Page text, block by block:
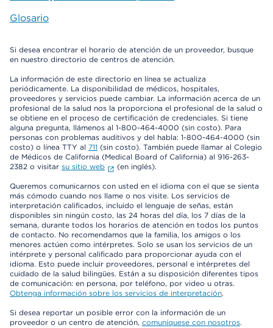
Glosario
Si desea encontrar el horario de atención de un proveedor, busque
en nuestro directorio de centros de atención.
La información de este directorio en línea se actualiza
periódicamente. La disponibilidad de médicos, hospitales,
proveedores y servicios puede cambiar. La información acerca de un
profesional de la salud nos la proporciona el profesional de la salud o
se obtiene en el proceso de certificación de credenciales. Si tiene
alguna pregunta, llámenos al 1-800-464-4000 (sin costo). Para
personas con problemas auditivos y del habla: 1-800-464-4000 (sin
costo) o línea TTY al 711 (sin costo). También puede llamar al Colegio
de Médicos de California (Medical Board of California) al 916-263-
2382 o visitar su sitio web (en inglés).
Queremos comunicarnos con usted en el idioma con el que se sienta
más cómodo cuando nos llame o nos visite. Los servicios de
interpretación calificados, incluido el lenguaje de señas, están
disponibles sin ningún costo, las 24 horas del día, los 7 días de la
semana, durante todos los horarios de atención en todos los puntos
de contacto. No recomendamos que la familia, los amigos o los
menores actúen como intérpretes. Solo se usan los servicios de un
intérprete y personal calificado para proporcionar ayuda con el
idioma. Esto puede incluir proveedores, personal e intérpretes del
cuidado de la salud bilingües. Están a su disposición diferentes tipos
de comunicación: en persona, por teléfono, por video u otras.
Obtenga información sobre los servicios de interpretación.
Si desea reportar un posible error con la información de un
proveedor o un centro de atención, comuníquese con nosotros.